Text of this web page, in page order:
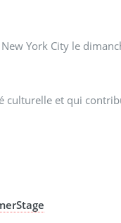
York City le
et qui